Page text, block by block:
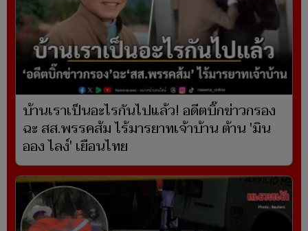
บ้านเราเป็นอะไรกันไปแล้ว! อดีตบิ๊กข่าวกรอง
ฉะ สส.พรรคส้ม ไร้มารยาทเจ้าบ้าน ต้าน 'มิน
ออง ไลง์' เยือนไทย